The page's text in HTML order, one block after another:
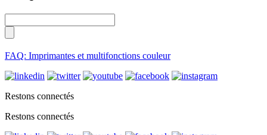
FAQ: Imprimantes et multifonctions couleur
Restons connectés
Restons connectés